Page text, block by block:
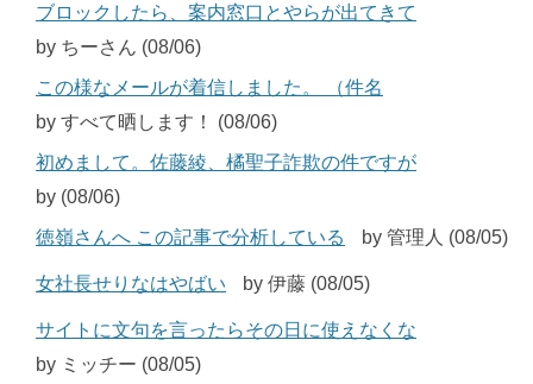
ブロックしたら、案内窓口とやらが出てきて
by ちーさん (08/06)
この様なメールが着信しました。 （件名
by すべて晒します！ (08/06)
初めまして。佐藤綾、橘聖子詐欺の件ですが
by (08/06)
徳嶺さんへ この記事で分析している
by 管理人 (08/05)
女社長せりなはやばい by 伊藤 (08/05)
サイトに文句を言ったらその日に使えなくな
by ミッチー (08/05)